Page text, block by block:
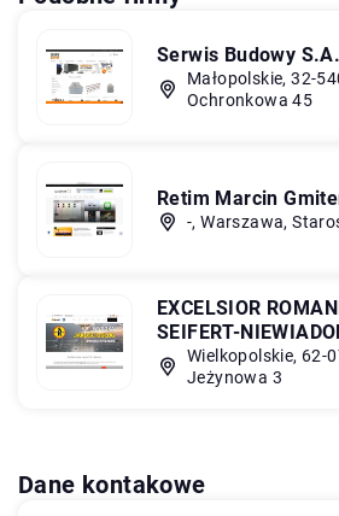
Serwis Budowy S.A.
Małopolskie, 32-
Ochronkowa 45
Retim Marcin
-, Warszawa,
EXCELSIOR
SEIFERT-
Wielkopolskie, 62-
Jeżynowa 3
Dane kontakowe